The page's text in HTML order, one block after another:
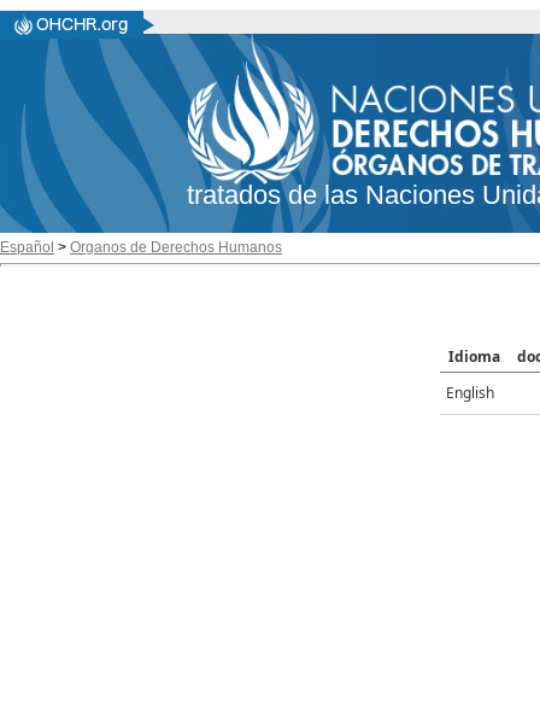
tratados de las Naciones
Español > Organos de Derechos Humanos
Idioma
English